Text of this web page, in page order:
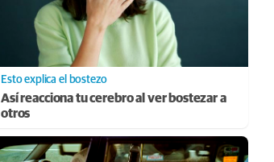
Esto explica el bostezo
Así reacciona tu cerebro al ver bostezar a
otros